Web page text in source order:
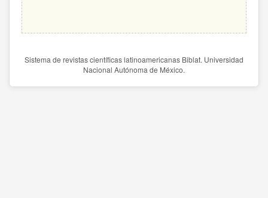
Sistema de revistas científicas latinoamericanas Biblat. Universidad
Nacional Autónoma de México.